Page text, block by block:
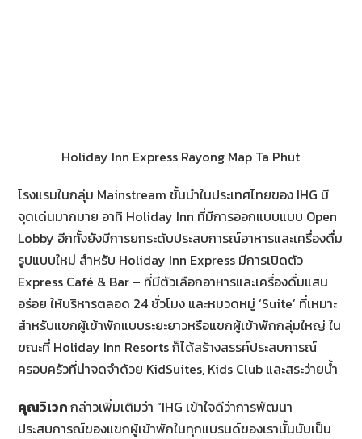
Holiday Inn Express Rayong Map Ta Phut
โรงแรมในกลุ่ม Mainstream ชั้นนำในประเทศไทยของ IHG มี
จุดเด่นมากมาย อาทิ Holiday Inn ที่มีการออกแบบแบบ Open
Lobby อีกทั้งยังมีการยกระดับประสบการณ์อาหารและเครื่องดื่ม
รูปแบบใหม่ สำหรับ Holiday Inn Express มีการเปิดตัว
Express Café & Bar – ที่มีตัวเลือกอาหารและเครื่องดื่มแสน
อร่อย ให้บริหารตลอด 24 ชั่วโมง และหมวดหมู่ ‘Suite’ ที่เหมาะ
สำหรับแขกผู้เข้าพักแบบระยะยาวหรือแขกผู้เข้าพักกลุ่มใหญ่ ใน
ขณะที่ Holiday Inn Resorts ก็ได้สร้างสรรค์ประสบการณ์
ครอบครัวที่น่าจดจำด้วย KidSuites, Kids Club และสระว่ายน้ำ
คุณวิเวกกล่าวเพิ่มเติมว่า “IHG เข้าใจดีว่าการพัฒนา
ประสบการณ์ของแขกผู้เข้าพักในทุกแบรนด์ของเรานั้นนับเป็น